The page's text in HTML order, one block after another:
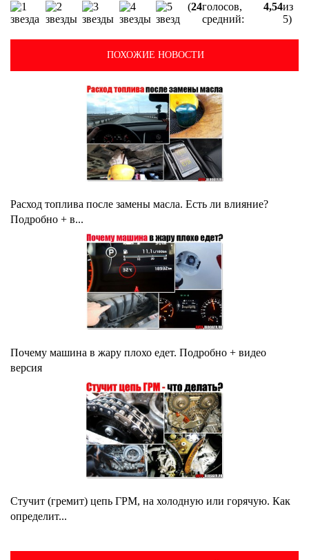
(24голосов,
средний:
4,54из
5)
ПОХОЖИЕ НОВОСТИ
Расход топлива после замены масла. Есть ли влияние?
Подробно + в...
Почему машина в жару плохо едет. Подробно + видео
версия
Стучит (гремит) цепь ГРМ, на холодную или горячую. Как
определит...